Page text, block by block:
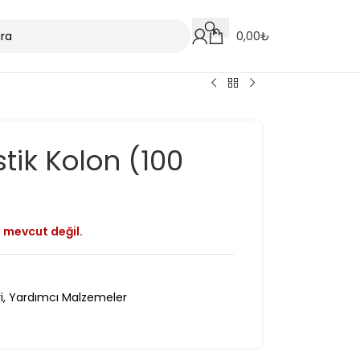
0,00₺
Kolon (100
mevcut değil.
, Yardımcı Malzemeler